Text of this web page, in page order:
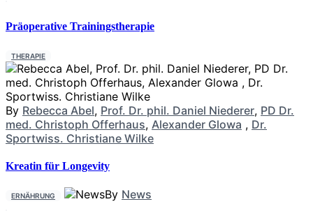
Präoperative Trainingstherapie
THERAPIE
By Rebecca Abel, Prof. Dr. phil. Daniel Niederer, PD Dr.
med. Christoph Offerhaus, Alexander Glowa , Dr.
Sportwiss. Christiane Wilke
Kreatin für Longevity
ERNÄHRUNG By News